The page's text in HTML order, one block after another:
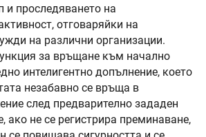
и проследяването на
отговаряйки на
на различни организации.
за връщане към начално
интелигентно допълнение, което
незабавно се връща в
след предварително зададен
ако не се регистрира преминаване,